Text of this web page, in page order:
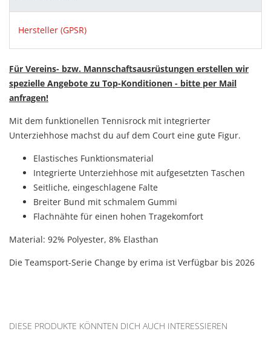
Hersteller (GPSR)
Für Vereins- bzw. Mannschaftsausrüstungen erstellen wir
spezielle Angebote zu Top-Konditionen - bitte per Mail
anfragen!
Mit dem funktionellen Tennisrock mit integrierter
Unterziehhose machst du auf dem Court eine gute Figur.
Elastisches Funktionsmaterial
Integrierte Unterziehhose mit aufgesetzten Taschen
Seitliche, eingeschlagene Falte
Breiter Bund mit schmalem Gummi
Flachnähte für einen hohen Tragekomfort
Material: 92% Polyester, 8% Elasthan
Die Teamsport-Serie Change by erima ist Verfügbar bis 2026
DIESE PRODUKTE KÖNNTEN DICH AUCH INTERESSIEREN